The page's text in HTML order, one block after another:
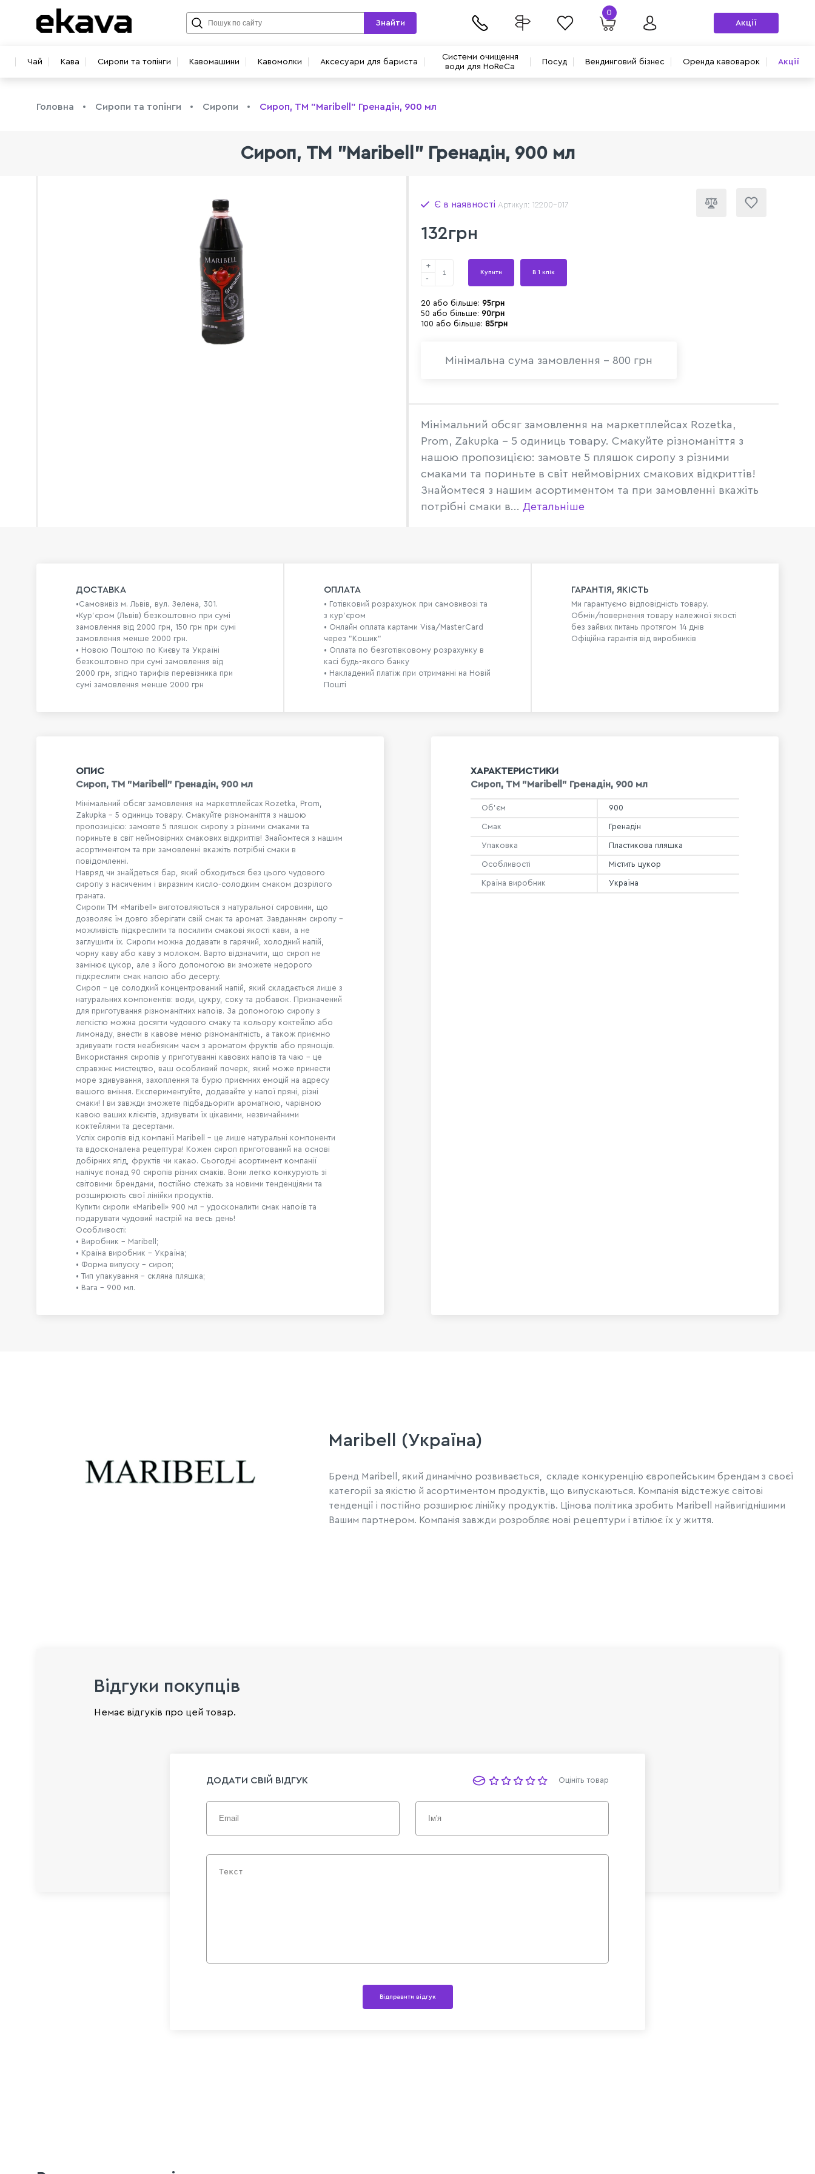
Чай Кава Сиропи та топінги Кавомашини Кавомолки Аксесуари для бариста
Системи очищення
води для HoReCa
Посуд Вендинговий бізнес Оренда кавоварок Акції
Знайти
0
Акції
Головна Сиропи та топінги Сиропи Сироп, ТМ "Maribell" Гренадін, 900 мл
Сироп, ТМ "Maribell" Гренадін, 900 мл
Є в наявності Артикул: 12200-017
132грн
+
-
Купити В 1 клік
20 або більше: 95грн
50 або більше: 90грн
100 або більше: 85грн
Мінімальна сума замовлення - 800 грн
Мінімальний обсяг замовлення на маркетплейсах Rozetka,
Prom, Zakupka - 5 одиниць товару. Смакуйте різноманіття з
нашою пропозицією: замовте 5 пляшок сиропу з різними
смаками та пориньте в світ неймовірних смакових відкриттів!
Знайомтеся з нашим асортиментом та при замовленні вкажіть
потрібні смаки в... Детальніше
ДОСТАВКА
•Самовивіз м. Львів, вул. Зелена, 301.
•Кур'єром (Львів) безкоштовно при сумі
замовлення від 2000 грн, 150 грн при сумі
замовлення менше 2000 грн.
• Новою Поштою по Києву та Україні
безкоштовно при сумі замовлення від
2000 грн, згідно тарифів перевізника при
сумі замовлення менше 2000 грн
ОПЛАТА
• Готівковий розрахунок при самовивозі та
з кур’єром
• Онлайн оплата картами Visa/MasterCard
через "Кошик"
• Оплата по безготівковому розрахунку в
касі будь-якого банку
• Накладений платіж при отриманні на Новій
Пошті
ГАРАНТІЯ, ЯКІСТЬ
Ми гарантуємо відповідність товару.
Обмін/повернення товару належної якості
без зайвих питань протягом 14 днів
Офіційна гарантія від виробників
ОПИС
Сироп, ТМ "Maribell" Гренадін, 900 мл
Мінімальний обсяг замовлення на маркетплейсах Rozetka, Prom,
Zakupka - 5 одиниць товару. Смакуйте різноманіття з нашою
пропозицією: замовте 5 пляшок сиропу з різними смаками та
пориньте в світ неймовірних смакових відкриттів! Знайомтеся з нашим
асортиментом та при замовленні вкажіть потрібні смаки в
повідомленні.
Навряд чи знайдеться бар, який обходиться без цього чудового
сиропу з насиченим і виразним кисло-солодким смаком дозрілого
граната.
Сиропи ТМ «Maribell» виготовляються з натуральної сировини, що
дозволяє їм довго зберігати свій смак та аромат. Завданням сиропу -
можливість підкреслити та посилити смакові якості кави, а не
заглушити їх. Сиропи можна додавати в гарячий, холодний напій,
чорну каву або каву з молоком. Варто відзначити, що сироп не
замінює цукор, але з його допомогою ви зможете недорого
підкреслити смак напою або десерту.
Сироп – це солодкий концентрований напій, який складається лише з
натуральних компонентів: води, цукру, соку та добавок. Призначений
для приготування різноманітних напоїв. За допомогою сиропу з
легкістю можна досягти чудового смаку та кольору коктейлю або
лимонаду, внести в кавове меню різноманітність, а також приємно
здивувати гостя неабияким чаєм з ароматом фруктів або прянощів.
Використання сиропів у приготуванні кавових напоїв та чаю – це
справжнє мистецтво, ваш особливий почерк, який може принести
море здивування, захоплення та бурю приємних емоцій на адресу
вашого вміння. Експериментуйте, додавайте у напої пряні, різні
смаки! І ви завжди зможете підбадьорити ароматною, чарівною
кавою ваших клієнтів, здивувати їх цікавими, незвичайними
коктейлями та десертами.
Успіх сиропів від компанії Maribell – це лише натуральні компоненти
та вдосконалена рецептура! Кожен сироп приготований на основі
добірних ягід, фруктів чи какао. Сьогодні асортимент компанії
налічує понад 90 сиропів різних смаків. Вони легко конкурують зі
світовими брендами, постійно стежать за новими тенденціями та
розширюють свої лінійки продуктів.
Купити сиропи «Maribell» 900 мл – удосконалити смак напоїв та
подарувати чудовий настрій на весь день!
Особливості:
• Виробник – Maribell;
• Країна виробник – Україна;
• Форма випуску – сироп;
• Тип упакування – скляна пляшка;
• Вага – 900 мл.
ХАРАКТЕРИСТИКИ
Сироп, ТМ "Maribell" Гренадін, 900 мл
Об'єм 900
Смак Гренадін
Упаковка Пластикова пляшка
Особливості Містить цукор
Країна виробник Україна
Maribell (Україна)
Бренд Maribell, який динамічно розвивається, складе конкуренцію європейським брендам з своєї
категорії за якістю й асортиментом продуктів, що випускаються. Компанія відстежує світові
тенденції і постійно розширює лінійку продуктів. Цінова політика зробить Maribell найвигіднішими
Вашим партнером. Компанія завжди розробляє нові рецептури і втілює їх у життя.
Відгуки покупців
Немає відгуків про цей товар.
ДОДАТИ СВІЙ ВІДГУК Оцініть товар
Відправити відгук